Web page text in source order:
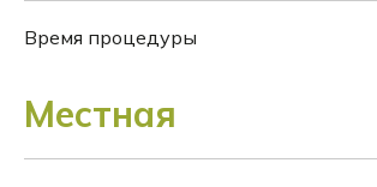
Время процедуры
Местная